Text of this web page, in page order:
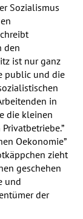
Sozialismus
den
ist nur ganz
public und die
in
die kleinen
Oekonomie”
zieht
geschehen
und
der